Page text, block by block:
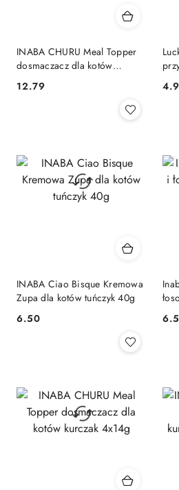
INABA CHURU Meal Topper
dosmaczacz dla kotów
Cena:
12.79
INABA Ciao Bisque Kremowa
Zupa dla kotów tuńczyk 40g
Cena:
6.50